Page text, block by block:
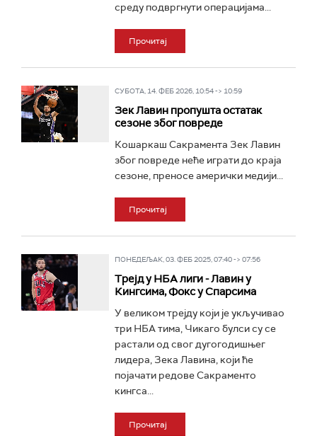
среду подвргнути операцијама...
Прочитај
СУБОТА, 14. ФЕБ 2026, 10:54 -> 10:59
Зек Лавин пропушта остатак
сезоне због повреде
Кошаркаш Сакрамента Зек Лавин
због повреде неће играти до краја
сезоне, преносе амерички медији...
Прочитај
ПОНЕДЕЉАК, 03. ФЕБ 2025, 07:40 -> 07:56
Трејд у НБА лиги - Лавин у
Кингсима, Фокс у Спарсима
У великом трејду који је укључивао
три НБА тима, Чикаго булси су се
растали од свог дугогодишњег
лидера, Зека Лавина, који ће
појачати редове Сакраменто
кингса...
Прочитај